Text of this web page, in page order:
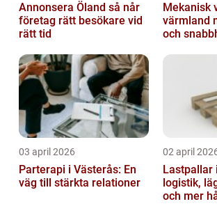
Annonsera Öland så når
företag rätt besökare vid
rätt tid
Mekanisk
värmland när precision
och
03 april 2026
Parterapi i Västerås: En
väg till stärkta relationer
02 april
Lastpallar i
logistik,
och mer